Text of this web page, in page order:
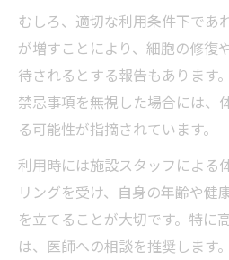
むしろ、適切な利用条件下であ
が増すことにより、細胞の修復
待されるとする報告もあります
禁忌事項を無視した場合には、
る可能性が指摘されています。
利用時には施設スタッフによる
リングを受け、自身の年齢や健
を立てることが大切です。特に
は、医師への相談を推奨します。